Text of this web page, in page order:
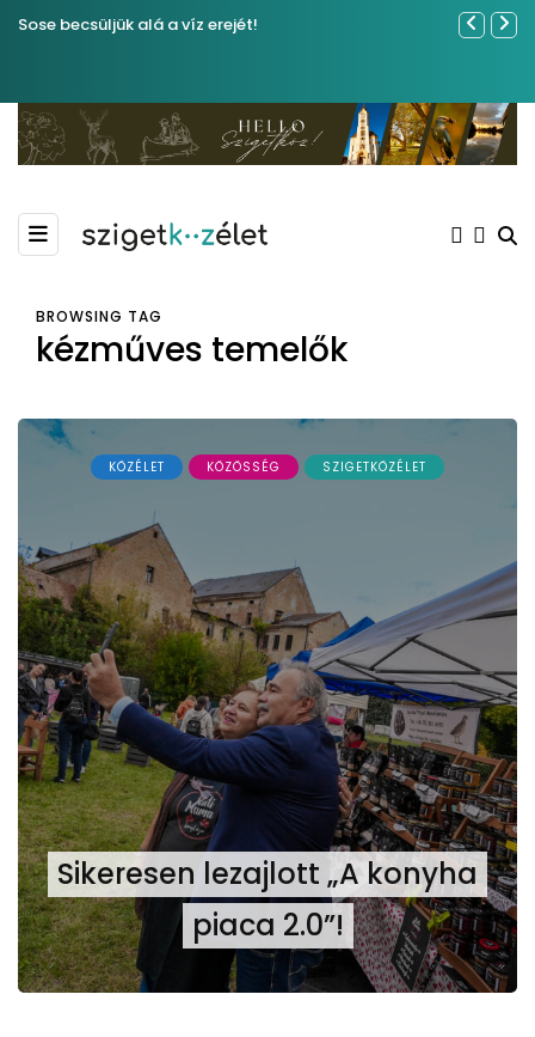
Sose becsüljük alá a víz erejét!
Közel
BROWSING TAG
kézműves temelők
KÖZÉLET KÖZÖSSÉG SZIGETKÖZÉLET
Sikeresen lezajlott „A konyha
piaca 2.0”!